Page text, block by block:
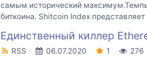
самым исторический
биткоина. Shitcoin Index
Единственный киллер
RSS 06.07.2020 1 276